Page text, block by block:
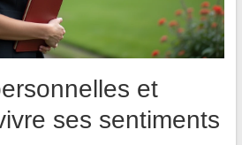
et
ses sentiments